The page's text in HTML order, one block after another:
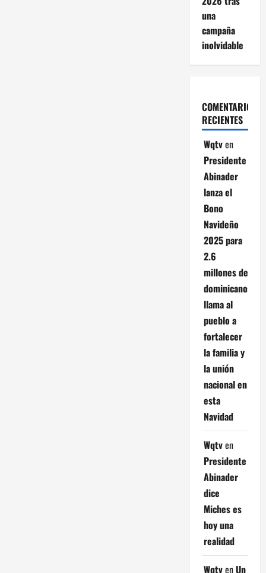
una
campaña
inolvidable
COMENTARIOS
RECIENTES
Wqtven
Presidente
Abinader
lanza el
Bono
Navideño
2025 para
2.6
millones de
dominicanos;
llama al
pueblo a
fortalecer
la familia y
la unión
nacional en
esta
Navidad
Wqtven
Presidente
Abinader
dice
Miches es
hoy una
realidad
WqtvenUn